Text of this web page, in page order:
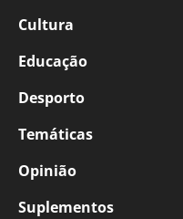
Cultura
Educação
Desporto
Temáticas
Opinião
Suplementos